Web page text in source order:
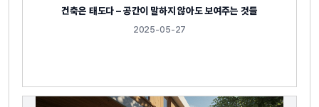
건축은 태도다 – 공간이 말하지 않아도 보여주는 것들
2025-05-27